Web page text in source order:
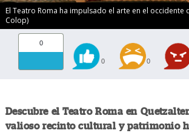
El Teatro Roma ha impulsado el arte en el occidente
Colop)
0
0 0
Descubre el Teatro Roma en
valioso recinto cultural y patrimonio